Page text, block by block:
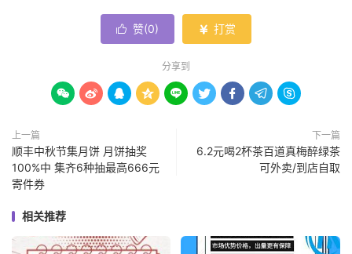
 赞(0)  打赏
分享到
        
上一篇
顺丰中秋节集月饼 月饼抽奖
100%中 集齐6种抽最高666元
寄件券
下一篇
6.2元喝2杯茶百道真梅醉绿茶
可外卖/到店自取
相关推荐